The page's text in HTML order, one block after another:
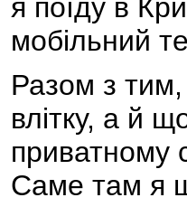
я поїду в
мобільний
Разом з
влітку, а й
приватному
Саме там я